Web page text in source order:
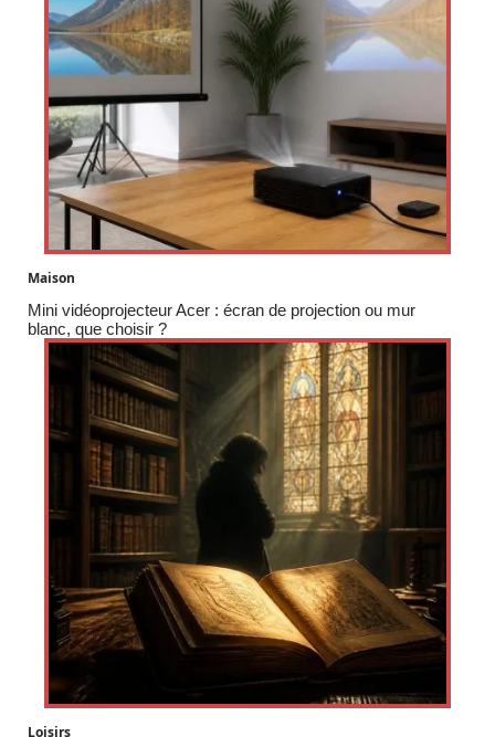
Maison
Mini vidéoprojecteur Acer : écran de projection ou mur
blanc, que choisir ?
Loisirs